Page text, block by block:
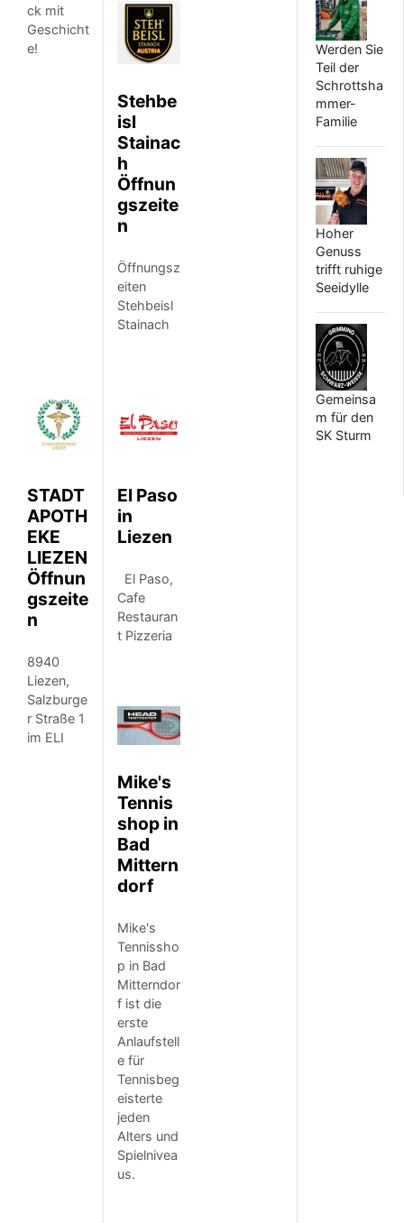
ck mit
Geschicht
e!
Stehbe
isl
Stainac
h
Öffnun
gszeite
n
Öffnungsz
eiten
Stehbeisl
Stainach
STADT
APOTH
EKE
LIEZEN
Öffnun
gszeite
n
8940
Liezen,
Salzburge
r Straße 1
im ELI
El Paso
in
Liezen
El Paso,
Cafe
Restauran
t Pizzeria
Mike's
Tennis
shop in
Bad
Mittern
dorf
Mike's
Tennissho
p in Bad
Mitterndor
f ist die
erste
Anlaufstell
e für
Tennisbeg
eisterte
jeden
Alters und
Spielnivea
us.
Werden Sie
Teil der
Schrottsha
mmer-
Familie
Hoher
Genuss
trifft ruhige
Seeidylle
Gemeinsa
m für den
SK Sturm